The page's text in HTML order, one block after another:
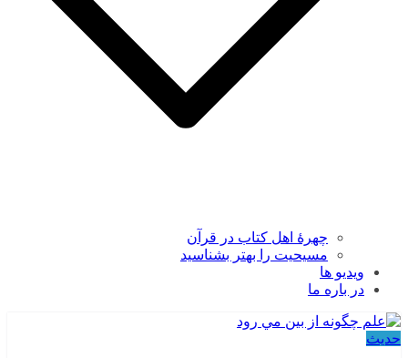
چهرۀ اهل کتاب در قرآن
مسیحیت را بهتر بشناسید
ویدیو ها
در باره ما
حدیث